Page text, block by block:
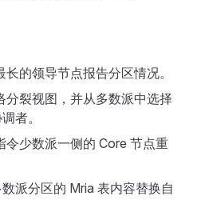
的领导节点报告分区情况。
分裂视图，并从多数派中选择
者。
令少数派一侧的 Core 节点重
派分区的 Mria 表内容替换自